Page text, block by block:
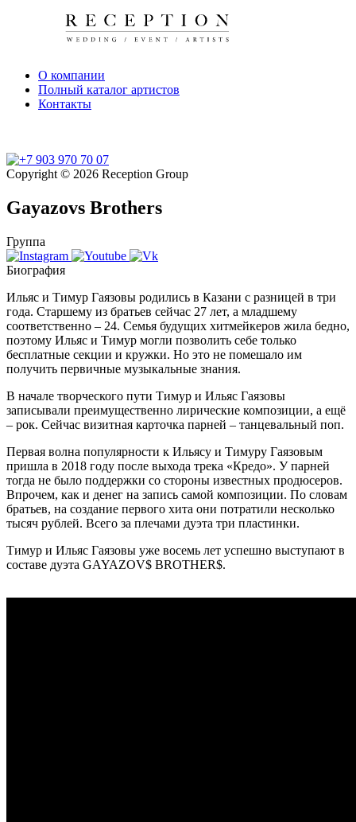
О компании
Полный каталог артистов
Контакты
Copyright © 2026 Reception Group
Gayazovs Brothers
Группа
Биография
Ильяс и Тимур Гаязовы родились в Казани с разницей в три
года. Старшему из братьев сейчас 27 лет, а младшему
соответственно – 24. Семья будущих хитмейкеров жила бедно,
поэтому Ильяс и Тимур могли позволить себе только
бесплатные секции и кружки. Но это не помешало им
получить первичные музыкальные знания.
В начале творческого пути Тимур и Ильяс Гаязовы
записывали преимущественно лирические композиции, а ещё
– рок. Сейчас визитная карточка парней – танцевальный поп.
Первая волна популярности к Ильясу и Тимуру Гаязовым
пришла в 2018 году после выхода трека «Кредо». У парней
тогда не было поддержки со стороны известных продюсеров.
Впрочем, как и денег на запись самой композиции. По словам
братьев, на создание первого хита они потратили несколько
тысяч рублей. Всего за плечами дуэта три пластинки.
Тимур и Ильяс Гаязовы уже восемь лет успешно выступают в
составе дуэта GAYAZOV$ BROTHER$.